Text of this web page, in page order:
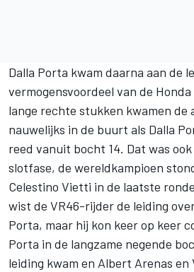
Dalla Porta kwam daarna aan de
vermogensvoordeel van de Honda
lange rechte stukken kwamen de
nauwelijks in de buurt als Dalla
reed vanuit bocht 14. Dat was
slotfase, de wereldkampioen
Celestino Vietti in de laatste
wist de VR46-rijder de leiding
Porta, maar hij kon keer op keer
Porta in de langzame negende
leiding kwam en Albert Arenas